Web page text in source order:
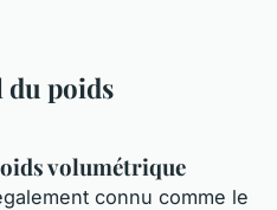
du poids
volumétrique
connu comme le